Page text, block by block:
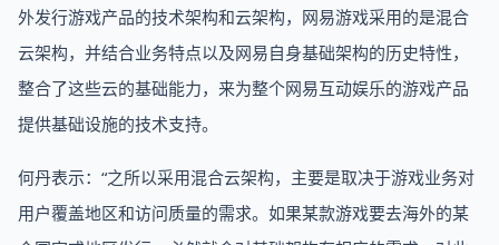
外发行游戏产品的技术架构和云架构，网易游戏采用的是混合
云架构，并结合业务特点以及网易自身基础架构的历史特性，
整合了这些云的基础能力，来为整个网易互动娱乐的游戏产品
提供基础设施的技术支持。
何丹表示：“之所以采用混合云架构，主要是取决于游戏业务对
用户覆盖地区和访问质量的需求。如果某款游戏要去海外的某